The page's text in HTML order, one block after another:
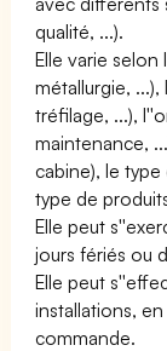
qualité, ...).
Elle varie
métallurgie,
tréfilage, ...),
maintenance,
cabine), le
type de
Elle peut
jours fériés ou
Elle peut
installations,
commande.